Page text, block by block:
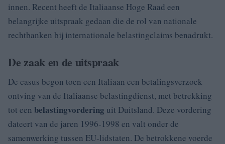
innen. Recent heeft de Italiaanse Hoge Raad een
belangrijke uitspraak gedaan die de rol van nationale
rechtbanken bij internationale belastingclaims benadrukt.
De zaak en de uitspraak
De casus begon toen een Italiaan een betalingsverzoek
ontving van de Italiaanse belastingdienst, met betrekking
tot een belastingvordering uit Duitsland. Deze vordering
dateert van de jaren 1996-1998 en valt onder de
samenwerking tussen EU-lidstaten. De betrokkene voerde